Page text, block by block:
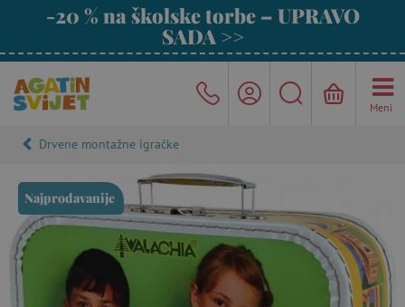
-20 % na školske torbe – UPRAVO
SADA >>
Meni
Drvene montažne igračke
Najprodavanije